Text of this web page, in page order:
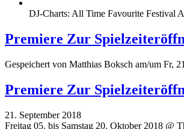
DJ-Charts: All Time Favourite Festival
Premiere Zur
Gespeichert von Matthias Boksch am/um Fr,
Premiere Zur
21. September 2018
Freitag 05. bis Samstag 20. Oktober 2018 @